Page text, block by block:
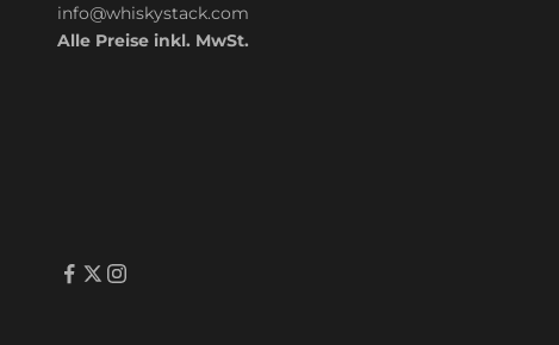
info@whiskystack.com
Alle Preise inkl. MwSt.